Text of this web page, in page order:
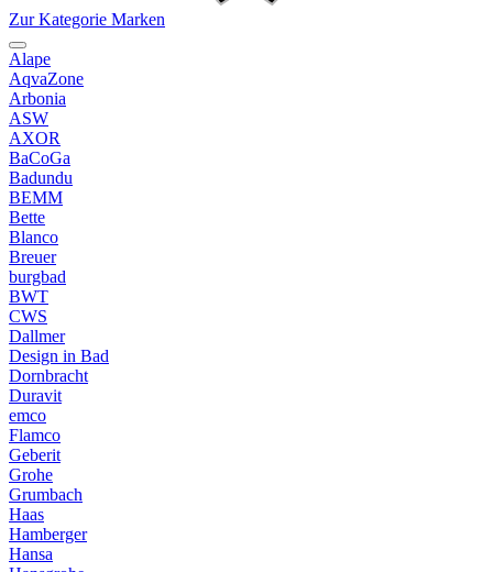
Zur Kategorie Marken
Alape
AqvaZone
Arbonia
ASW
AXOR
BaCoGa
Badundu
BEMM
Bette
Blanco
Breuer
burgbad
BWT
CWS
Dallmer
Design in Bad
Dornbracht
Duravit
emco
Flamco
Geberit
Grohe
Grumbach
Haas
Hamberger
Hansa